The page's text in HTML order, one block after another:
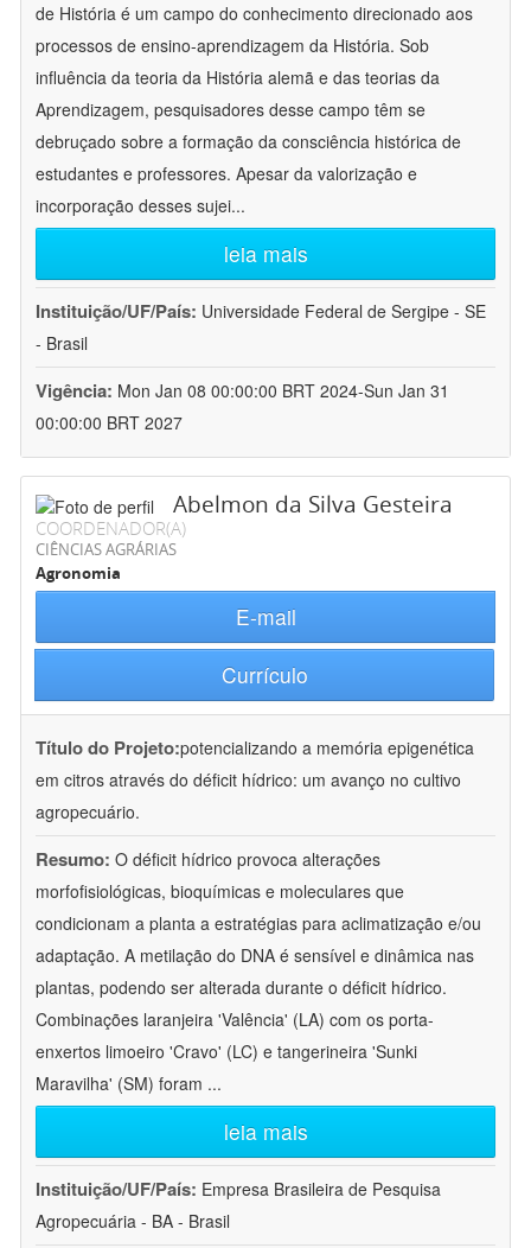
de História é um campo do conhecimento direcionado aos
processos de ensino-aprendizagem da História. Sob
influência da teoria da História alemã e das teorias da
Aprendizagem, pesquisadores desse campo têm se
debruçado sobre a formação da consciência histórica de
estudantes e professores. Apesar da valorização e
incorporação desses sujei...
leia mais
Instituição/UF/País: Universidade Federal de Sergipe - SE
- Brasil
Vigência: Mon Jan 08 00:00:00 BRT 2024-Sun Jan 31
00:00:00 BRT 2027
Abelmon da Silva Gesteira
COORDENADOR(A)
CIÊNCIAS AGRÁRIAS
Agronomia
E-mail
Currículo
Título do Projeto:potencializando a memória epigenética
em citros através do déficit hídrico: um avanço no cultivo
agropecuário.
Resumo: O déficit hídrico provoca alterações
morfofisiológicas, bioquímicas e moleculares que
condicionam a planta a estratégias para aclimatização e/ou
adaptação. A metilação do DNA é sensível e dinâmica nas
plantas, podendo ser alterada durante o déficit hídrico.
Combinações laranjeira 'Valência' (LA) com os porta-
enxertos limoeiro 'Cravo' (LC) e tangerineira 'Sunki
Maravilha' (SM) foram ...
leia mais
Instituição/UF/País: Empresa Brasileira de Pesquisa
Agropecuária - BA - Brasil